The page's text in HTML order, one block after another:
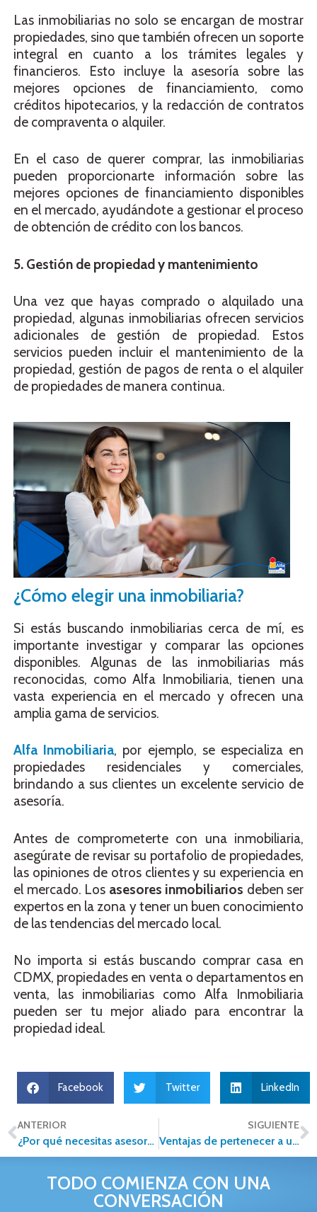
Las inmobiliarias no solo se encargan de mostrar
propiedades, sino que también ofrecen un soporte
integral en cuanto a los trámites legales y
financieros. Esto incluye la asesoría sobre las
mejores opciones de financiamiento, como
créditos hipotecarios, y la redacción de contratos
de compraventa o alquiler.
En el caso de querer comprar, las inmobiliarias
pueden proporcionarte información sobre las
mejores opciones de financiamiento disponibles
en el mercado, ayudándote a gestionar el proceso
de obtención de crédito con los bancos.
5. Gestión de propiedad y mantenimiento
Una vez que hayas comprado o alquilado una
propiedad, algunas inmobiliarias ofrecen servicios
adicionales de gestión de propiedad. Estos
servicios pueden incluir el mantenimiento de la
propiedad, gestión de pagos de renta o el alquiler
de propiedades de manera continua.
¿Cómo elegir una inmobiliaria?
Si estás buscando inmobiliarias cerca de mí, es
importante investigar y comparar las opciones
disponibles. Algunas de las inmobiliarias más
reconocidas, como Alfa Inmobiliaria, tienen una
vasta experiencia en el mercado y ofrecen una
amplia gama de servicios.
Alfa Inmobiliaria, por ejemplo, se especializa en
propiedades residenciales y comerciales,
brindando a sus clientes un excelente servicio de
asesoría.
Antes de comprometerte con una inmobiliaria,
asegúrate de revisar su portafolio de propiedades,
las opiniones de otros clientes y su experiencia en
el mercado. Los asesores inmobiliarios deben ser
expertos en la zona y tener un buen conocimiento
de las tendencias del mercado local.
No importa si estás buscando comprar casa en
CDMX, propiedades en venta o departamentos en
venta, las inmobiliarias como Alfa Inmobiliaria
pueden ser tu mejor aliado para encontrar la
propiedad ideal.
Facebook Twitter LinkedIn
ANTERIOR
¿Por qué necesitas asesores inmobiliarios para comprar una casa?
SIGUIENTE
Ventajas de pertenecer a una red inmobiliaria para asesores y corredores
TODO COMIENZA CON UNA
CONVERSACIÓN